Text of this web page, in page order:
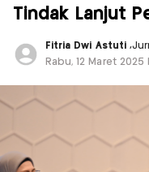
Tindak Lanjut
Fitria Dwi Astuti ,
Rabu, 12 Maret 2025